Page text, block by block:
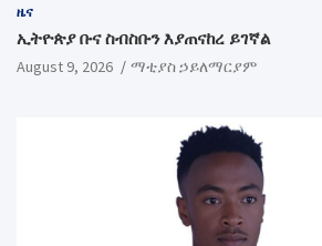
ዜና
ኢትዮጵያ ቡና ስብስቡን እያጠናከረ ይገኛል
August 9, 2026 ማቲያስ ኃይለማርያም